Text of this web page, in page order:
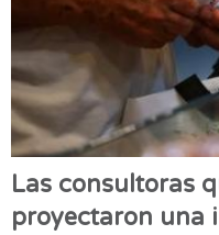
Las consultoras
proyectaron una